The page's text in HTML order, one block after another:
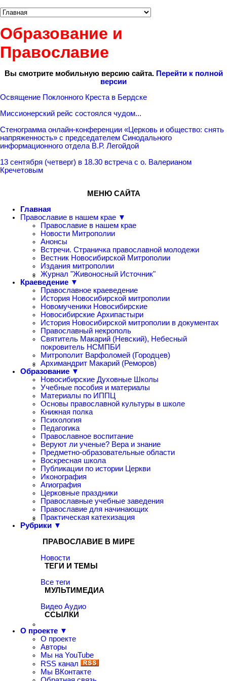
Образование и
Православие
Вы смотрите мобильную версию сайта. Перейти к полной
версии
Освящение Поклонного Креста в Бердске
Миссионерский рейс состоялся чудом...
Стенограмма онлайн-конференции «Церковь и общество: снять
напряженность» с председателем Синодального
информационного отдела В.Р. Легойдой
13 сентября (четверг) в 18.30 встреча с о. Валерианом
Кречетовым
МЕНЮ САЙТА
Главная
Православие в нашем крае ▼
Православие в нашем крае
Новости Митрополии
Анонсы
Встречи. Страничка православной молодежи
Вестник Новосибирской Митрополии
Издания митрополии
Журнал "Живоносный Источник"
Краеведение ▼
Православное краеведение
История Новосибирской митрополии
Новомученики Новосибирские
Новосибирские Архипастыри
История Новосибирской митрополии в документах
Православный некрополь
Святитель Макарий (Невский), Небесный
покровитель НСМПБИ
Митрополит Варфоломей (Городцев)
Архимандрит Макарий (Реморов)
Образование ▼
Новосибирские Духовные Школы
Учебные пособия и материалы
Материалы по ИППЦ
Основы православной культуры в школе
Книжная полка
Психология
Педагогика
Православное воспитание
Веруют ли ученые? Вера и знание
Предметно-образовательные области
Воскресная школа
Публикации по истории Церкви
Иконография
Агиография
Церковные праздники
Православные учебные заведения
Православие для начинающих
Практическая катехизация
Рубрики ▼
ПРАВОСЛАВИЕ В МИРЕ
Новости
ТЕГИ И ТЕМЫ
Все теги
МУЛЬТИМЕДИА
Видео Аудио
ССЫЛКИ
О проекте ▼
О проекте
Авторы
Мы на YouTube
RSS канал
Мы ВКонтакте